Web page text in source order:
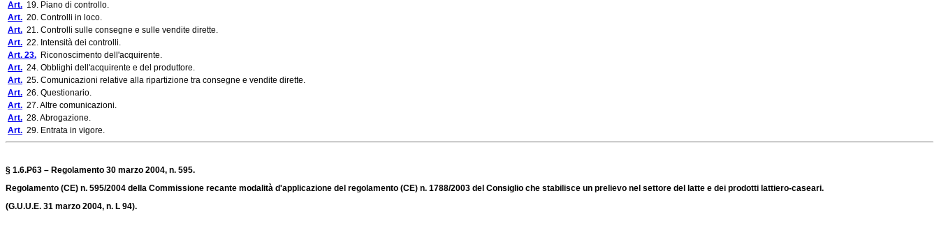
Art. 19. Piano di controllo.
Art. 20. Controlli in loco.
Art. 21. Controlli sulle consegne e sulle vendite dirette.
Art. 22. Intensità dei controlli.
Art. 23. Riconoscimento dell'acquirente.
Art. 24. Obblighi dell'acquirente e del produttore.
Art. 25. Comunicazioni relative alla ripartizione tra consegne e vendite dirette.
Art. 26. Questionario.
Art. 27. Altre comunicazioni.
Art. 28. Abrogazione.
Art. 29. Entrata in vigore.
§ 1.6.P63 – Regolamento 30 marzo 2004, n. 595.
Regolamento (CE) n. 595/2004 della Commissione recante modalità d'applicazione del regolamento (CE) n. 1788/2003 del Consiglio che stabilisce un prelievo nel settore del latte e dei prodotti lattiero-caseari.
(G.U.U.E. 31 marzo 2004, n. L 94).